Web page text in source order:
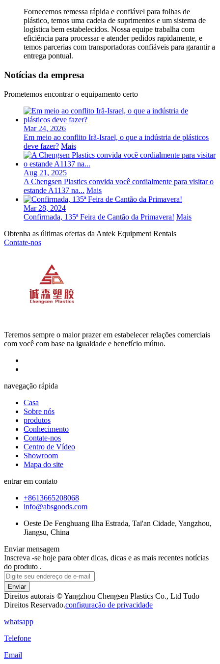
Fornecemos remessa rápida e confiável para folhas de
plástico, temos uma cadeia de suprimentos e um sistema de
logística bem estabelecidos. Nossa equipe trabalha com
eficiência para processar e atender pedidos rapidamente, e
temos parcerias com transportadoras confiáveis ​​para garantir a
entrega pontual.
Notícias da empresa
Prometemos encontrar o equipamento certo
Mar 24, 2026
Em meio ao conflito Irã-Israel, o que a indústria de plásticos
deve fazer? Mais
Aug 21, 2025
A Chengsen Plastics convida você cordialmente para visitar o
estande A1137 na... Mais
Mar 28, 2024
Confirmada, 135ª Feira de Cantão da Primavera! Mais
Obtenha as últimas ofertas da Antek Equipment Rentals
Contate-nos
Teremos sempre o maior prazer em estabelecer relações comerciais
com você com base na igualdade e benefício mútuo.
navegação rápida
Casa
Sobre nós
produtos
Conhecimento
Contate-nos
Centro de Vídeo
Showroom
Mapa do site
entrar em contato
+8613665208068
info@absgoods.com
Oeste De Fenghuang Ilha Estrada, Tai'an Cidade, Yangzhou,
Jiangsu, China
Enviar mensagem
Inscreva -se hoje para obter dicas, dicas e as mais recentes notícias
do produto .
Enviar
Direitos autorais © Yangzhou Chengsen Plastics Co., Ltd Tudo
Direitos Reservado.configuração de privacidade
whatsapp
Telefone
Email